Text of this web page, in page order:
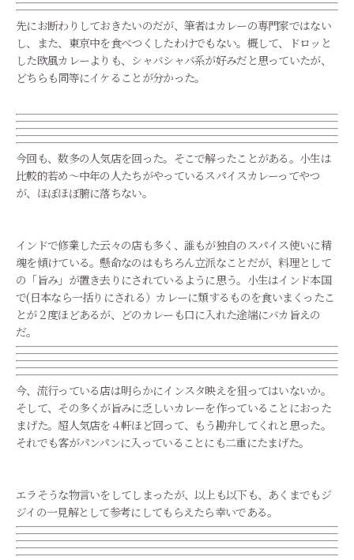
先にお断わりしておきたいのだが、筆者はカレーの専門家ではない
し、また、東京中を食べつくしたわけでもない。概して、ドロッと
した欧風カレーよりも、シャバシャバ系が好みだと思っていたが、
どちらも同等にイケることが分かった。
今回も、数多の人気店を回った。そこで解ったことがある。小生は
比較的若め～中年の人たちがやっているスパイスカレーってやつ
が、ほぼほぼ腑に落ちない。
インドで修業した云々の店も多く、誰もが独自のスパイス使いに精
魂を傾けている。懸命なのはもちろん立派なことだが、料理として
の「旨み」が置き去りにされているように思う。小生はインド本国
で(日本なら一括りにされる） カレーに類するものを食いまくったこ
とが２度ほどあるが、どのカレーも口に入れた途端にバカ旨えの
だ。
今、流行っている店は明らかにインスタ映えを狙ってはいないか。
そして、その多くが旨みに乏しいカレーを作っていることにおった
まげた。超人気店を４軒ほど回って、もう勘弁してくれと思った。
それでも客がパンパンに入っていることにも二重にたまげた。
エラそうな物言いをしてしまったが、以上も以下も、あくまでもジ
ジイの一見解として参考にしてもらえたら幸いである。